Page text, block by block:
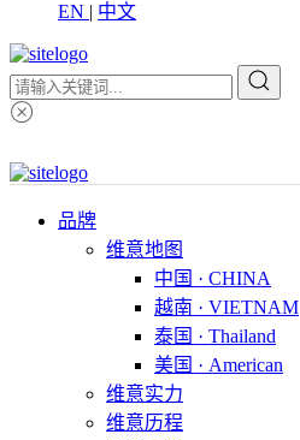
EN | 中文
品牌
维意地图
中国 · CHINA
越南 · VIETNAM
泰国 · Thailand
美国 · American
维意实力
维意历程